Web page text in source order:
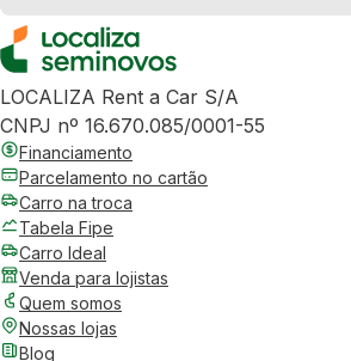
LOCALIZA Rent a Car S/A
CNPJ nº 16.670.085/0001-55
Financiamento
Parcelamento no cartão
Carro na troca
Tabela Fipe
Carro Ideal
Venda para lojistas
Quem somos
Nossas lojas
Blog